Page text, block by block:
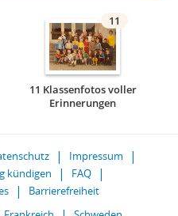
11
11 Klassenfotos voller
Erinnerungen
Impressum
kündigen
FAQ
Barrierefreiheit